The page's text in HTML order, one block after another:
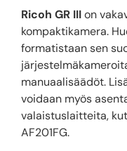
Ricoh GR IIIon
kompaktikamera.
formatistaan sen
manuaalisäädöt.
voidaan myös
valaistuslaitteita,
AF201FG.